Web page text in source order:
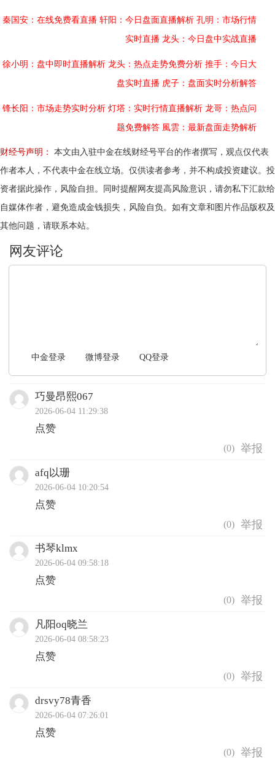
秦国安：在线免费看直播 轩阳：今日盘面直播解析 孔明：市场行情
实时直播 龙头：今日盘中实战直播
徐小明：盘中即时直播解析 龙头：热点走势免费分析 推手：今日大
盘实时直播 虎子：盘面实时分析解答
锋长阳：市场走势实时分析 灯塔：实时行情直播解析 龙哥：热点问
题免费解答 風雲：最新盘面走势解析
财经号声明：
本文由入驻中金在线财经号平台的作者撰写，观点仅代表
作者本人，不代表中金在线立场。仅供读者参考，并不构成投资建议。投
资者据此操作，风险自担。同时提醒网友提高风险意识，请勿私下汇款给
自媒体作者，避免造成金钱损失，风险自负。如有文章和图片作品版权及
其他问题，请联系本站。
中金登录 微博登录 QQ登录
巧曼昂熙067
2026-06-04 11:29:38
点赞
(0)
afq以珊
2026-06-04 10:20:54
点赞
(0)
书琴klmx
2026-06-04 09:58:18
点赞
(0)
凡阳oq晓兰
2026-06-04 08:58:23
点赞
(0)
drsvy78青香
2026-06-04 07:26:01
点赞
(0)